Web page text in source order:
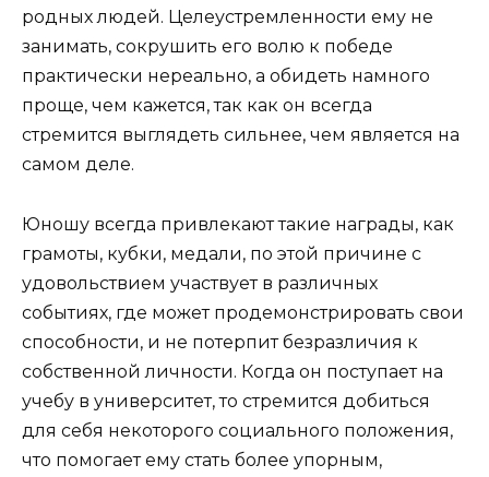
родных людей. Целеустремленности ему не
занимать, сокрушить его волю к победе
практически нереально, а обидеть намного
проще, чем кажется, так как он всегда
стремится выглядеть сильнее, чем является на
самом деле.
Юношу всегда привлекают такие награды, как
грамоты, кубки, медали, по этой причине с
удовольствием участвует в различных
событиях, где может продемонстрировать свои
способности, и не потерпит безразличия к
собственной личности. Когда он поступает на
учебу в университет, то стремится добиться
для себя некоторого социального положения,
что помогает ему стать более упорным,